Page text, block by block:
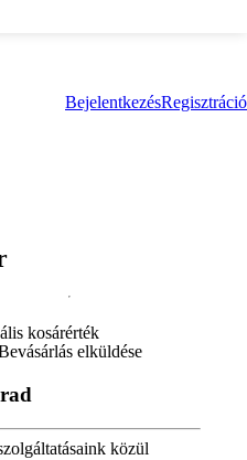
BejelentkezésRegisztráció
Aktuális kosárérték
kosárérték
elküldése
közül